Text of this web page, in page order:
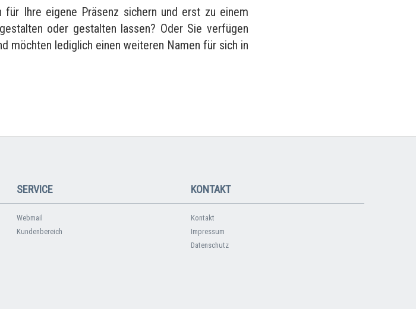
Ihre eigene Präsenz sichern und erst zu einem
oder gestalten lassen? Oder Sie verfügen
möchten lediglich einen weiteren Namen für sich in
SERVICE
Webmail
Kundenbereich
KONTAKT
Kontakt
Impressum
Datenschutz